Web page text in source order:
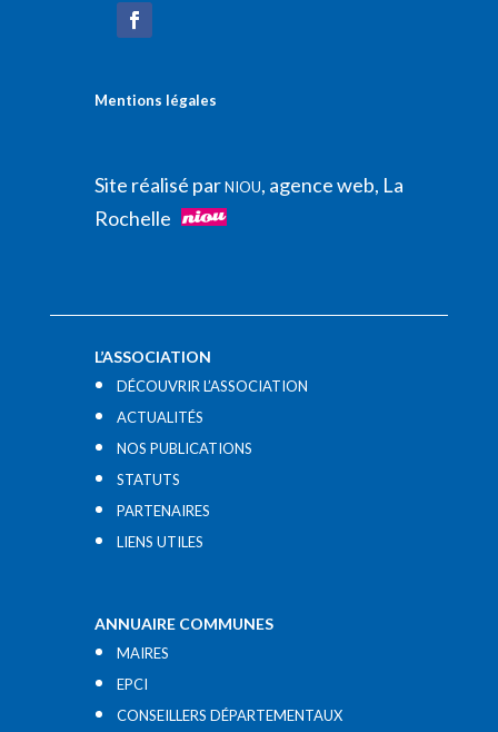
Mentions légales
Site réalisé parNIOU, agence web, La
Rochelle
L’ASSOCIATION
DÉCOUVRIR L’ASSOCIATION
ACTUALITÉS
NOS PUBLICATIONS
STATUTS
PARTENAIRES
LIENS UTILES​
ANNUAIRE COMMUNES
MAIRES
EPCI
CONSEILLERS DÉPARTEMENTAUX